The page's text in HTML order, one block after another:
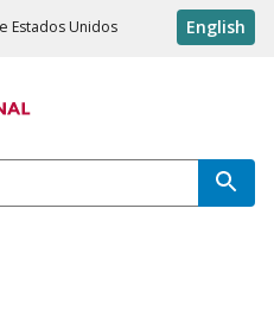
Estados Unidos English